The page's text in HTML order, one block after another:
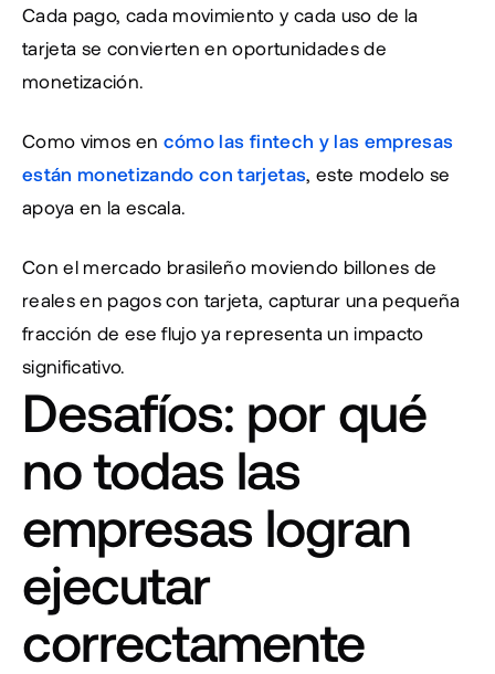
Cada pago, cada movimiento y cada uso de la
tarjeta se convierten en oportunidades de
monetización.
Como vimos en cómo las fintech y las empresas
están monetizando con tarjetas, este modelo se
apoya en la escala.
Con el mercado brasileño moviendo billones de
reales en pagos con tarjeta, capturar una pequeña
fracción de ese flujo ya representa un impacto
significativo.
Desafíos: por qué
no todas las
empresas logran
ejecutar
correctamente